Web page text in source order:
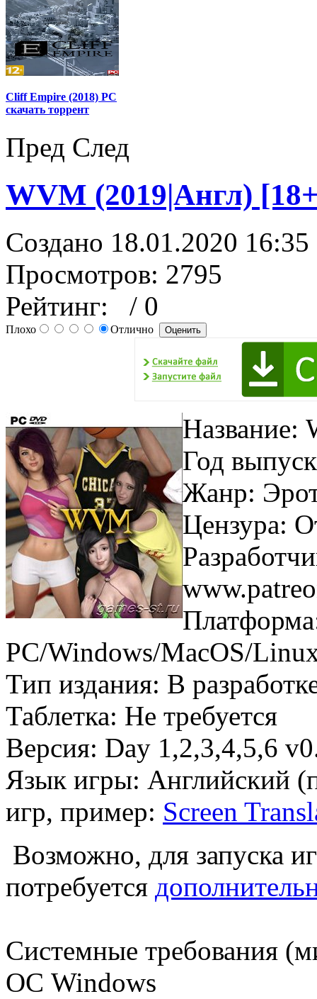
Cliff Empire (2018) PC
скачать торрент
Пред След
WVM (2019|Англ)
Создано 18.01.2020 16:35
Просмотров: 2795
Рейтинг:
/ 0
Плохо Отлично
Название:
Год
Жанр:
Цензура:
PC/Windows/MacOS/
Тип издания: В
Таблетка: Не требуется
Версия: Day 1,2,3,4,5,6
Язык игры: Английский
игр, пример: Screen
Возможно, для запуска
потребуется
Системные требования
ОС Windows